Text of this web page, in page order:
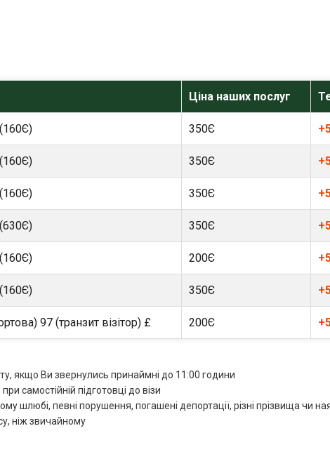
Ціна наших послуг
350Є
350Є
350Є
350Є
200Є
350Є
97 (транзит візітор) £ 200Є
якщо Ви звернулись принаймні до 11:00 години
самостійній підготовці до візи
шлюбі, певні порушення, погашені депортації, різні прізвища чи
ніж звичайному